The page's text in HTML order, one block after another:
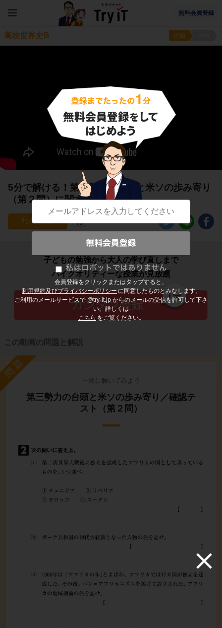
無料会員登録
会員登録をクリックまたはタップすると、
利用規約及びプライバシーポリシーに同意したものとみなします。
ご利用のメールサービスで @try-it.jp からのメールの受信を許可して下さ
い。詳しくは
こちら をご覧ください。
高校世界史B 問題
5分で解ける！第三勢力の台頭と米ソの歩み寄り
（第２問）に関する問題
10
子どもの勉強から大人の学び直しまで
ハイクオリティーな授業が見放題
この動画の問題と解説
問題
一緒に解いてみよう
第三勢力の台頭と米ソの歩み寄り／確認テ
スト（第２問）